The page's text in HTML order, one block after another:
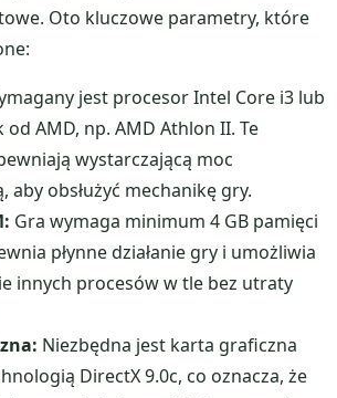
Oto kluczowe parametry, które
jest procesor Intel Core i3 lub
AMD, np. AMD Athlon II. Te
wystarczającą moc
aby obsłużyć mechanikę gry.
Gra wymaga minimum 4 GB pamięci
płynne działanie gry i umożliwia
innych procesów w tle bez utraty
Niezbędna jest karta graficzna
DirectX 9.0c, co oznacza, że